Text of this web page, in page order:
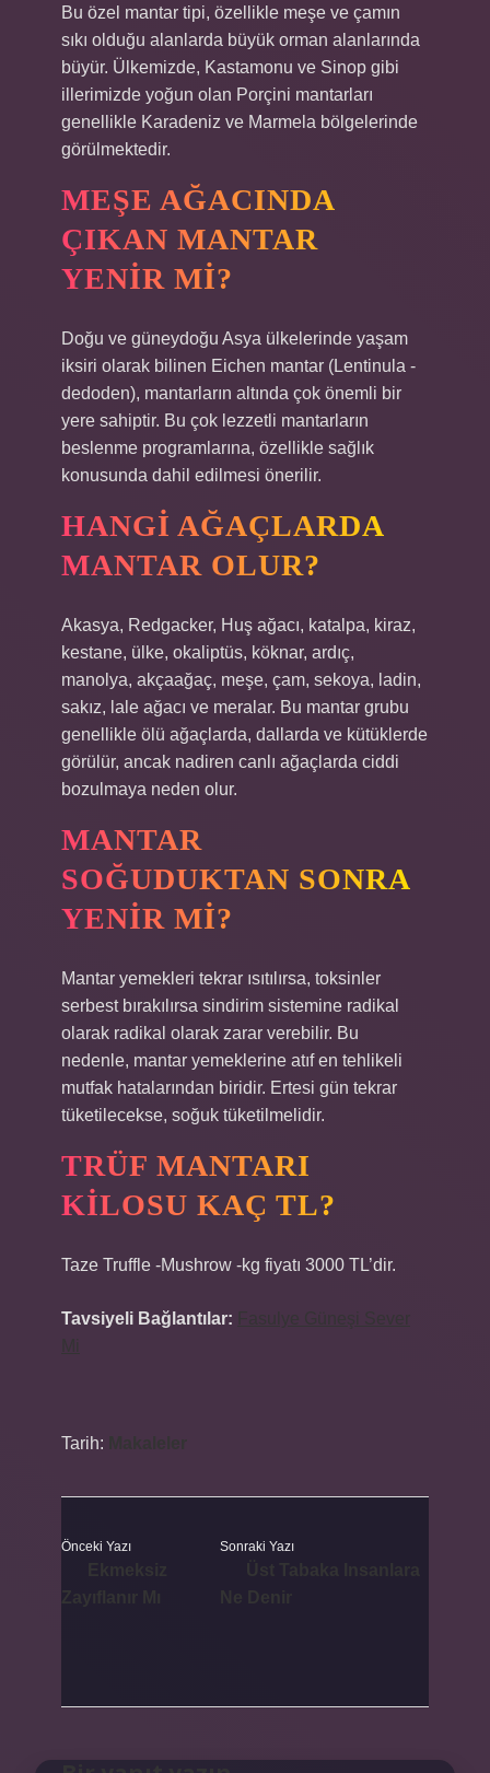
Bu özel mantar tipi, özellikle meşe ve çamın
sıkı olduğu alanlarda büyük orman alanlarında
büyür. Ülkemizde, Kastamonu ve Sinop gibi
illerimizde yoğun olan Porçini mantarları
genellikle Karadeniz ve Marmela bölgelerinde
görülmektedir.
MEŞE AĞACINDA
ÇIKAN MANTAR
YENIR MI?
Doğu ve güneydoğu Asya ülkelerinde yaşam
iksiri olarak bilinen Eichen mantar (Lentinula -
dedoden), mantarların altında çok önemli bir
yere sahiptir. Bu çok lezzetli mantarların
beslenme programlarına, özellikle sağlık
konusunda dahil edilmesi önerilir.
HANGI AĞAÇLARDA
MANTAR OLUR?
Akasya, Redgacker, Huş ağacı, katalpa, kiraz,
kestane, ülke, okaliptüs, köknar, ardıç,
manolya, akçaağaç, meşe, çam, sekoya, ladin,
sakız, lale ağacı ve meralar. Bu mantar grubu
genellikle ölü ağaçlarda, dallarda ve kütüklerde
görülür, ancak nadiren canlı ağaçlarda ciddi
bozulmaya neden olur.
MANTAR
SOĞUDUKTAN SONRA
YENIR MI?
Mantar yemekleri tekrar ısıtılırsa, toksinler
serbest bırakılırsa sindirim sistemine radikal
olarak radikal olarak zarar verebilir. Bu
nedenle, mantar yemeklerine atıf en tehlikeli
mutfak hatalarından biridir. Ertesi gün tekrar
tüketilecekse, soğuk tüketilmelidir.
TRÜF MANTARI
KILOSU KAÇ TL?
Taze Truffle -Mushrow -kg fiyatı 3000 TL’dir.
Tavsiyeli Bağlantılar:
Tarih:
Önceki Yazı Sonraki Yazı